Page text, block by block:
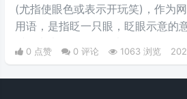
(尤指使眼色或表示开玩笑)，作为
用语，是指眨一只眼，眨眼示意的
动图，大概就是这个词的图解了。
情包。
0 点赞 0 评论 1063 浏览